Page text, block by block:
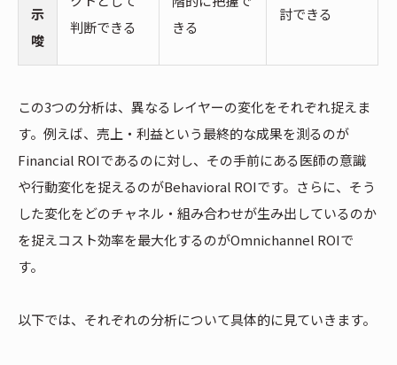
示
唆
判断できる
きる
討できる
この3つの分析は、異なるレイヤーの変化をそれぞれ捉えま
す。例えば、売上・利益という最終的な成果を測るのが
Financial ROIであるのに対し、その手前にある医師の意識
や行動変化を捉えるのがBehavioral ROIです。さらに、そう
した変化をどのチャネル・組み合わせが生み出しているのか
を捉えコスト効率を最大化するのがOmnichannel ROIで
す。
以下では、それぞれの分析について具体的に見ていきます。